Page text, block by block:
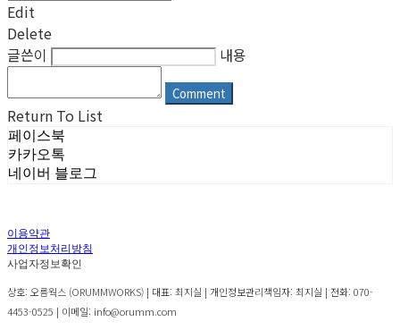
Edit
Delete
글쓴이
내용
Comment
Return To List
페이스북
카카오톡
네이버 블로그
이용약관
개인정보처리방침
사업자정보확인
상호: 오름웍스 (ORUMMWORKS) | 대표: 최지실 | 개인정보관리책임자: 최지실 | 전화: 070-
4453-0525 | 이메일: info@orumm.com